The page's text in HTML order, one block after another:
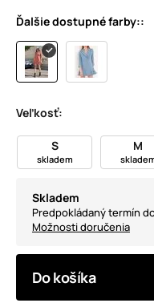
Ďalšie dostupné farby::
Veľkosť:
S
skladem
M
Skladem
Predpokládaný termín
Možnosti doručenia
Do košíka